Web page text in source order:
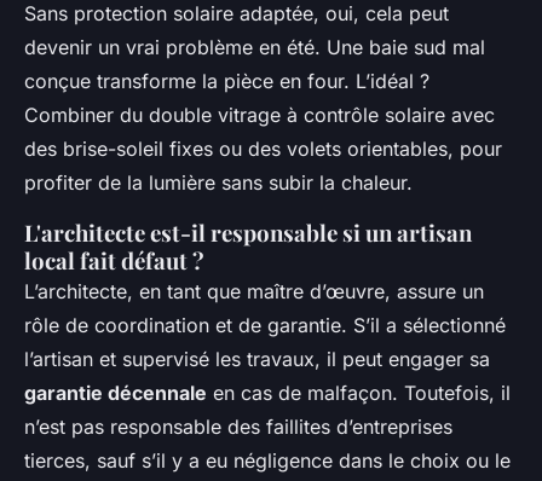
Sans protection solaire adaptée, oui, cela peut
devenir un vrai problème en été. Une baie sud mal
conçue transforme la pièce en four. L’idéal ?
Combiner du double vitrage à contrôle solaire avec
des brise-soleil fixes ou des volets orientables, pour
profiter de la lumière sans subir la chaleur.
L'architecte est-il responsable si un artisan
local fait défaut ?
L’architecte, en tant que maître d’œuvre, assure un
rôle de coordination et de garantie. S’il a sélectionné
l’artisan et supervisé les travaux, il peut engager sa
garantie décennale en cas de malfaçon. Toutefois, il
n’est pas responsable des faillites d’entreprises
tierces, sauf s’il y a eu négligence dans le choix ou le